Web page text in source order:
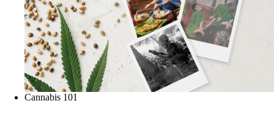
Cannabis 101